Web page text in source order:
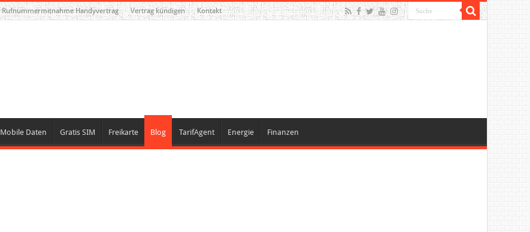
Rufnummermitnahme Handyvertrag Vertrag kündigen Kontakt
Mobile Daten Gratis SIM Freikarte Blog TarifAgent Energie Finanzen